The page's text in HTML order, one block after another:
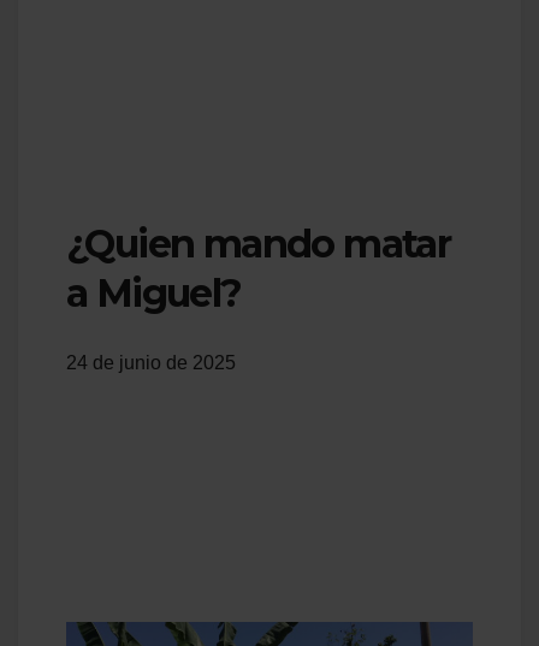
¿Quien mando matar
a Miguel?
24 de junio de 2025